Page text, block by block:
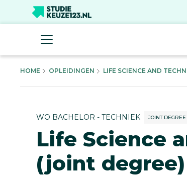
HOME OPLEIDINGEN LIFE SCIENCE AND
WO BACHELOR - TECHNIEK JOINT DEGREE
Life Science
(joint degree)